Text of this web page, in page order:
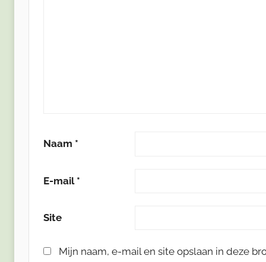
Naam *
E-mail *
Site
Mijn naam, e-mail en site opslaan in deze